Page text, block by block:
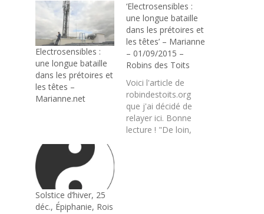
Electrosensibles :
une longue bataille
dans les prétoires et
les têtes –
Marianne.net
‘Electrosensibles :
une longue bataille
dans les prétoires et
les têtes’ – Marianne
– 01/09/2015 –
Robins des Toits
Voici l'article de
robindestoits.org
que j'ai décidé de
relayer ici. Bonne
lecture ! "De loin,
Solstice d’hiver, 25
déc., Épiphanie, Rois